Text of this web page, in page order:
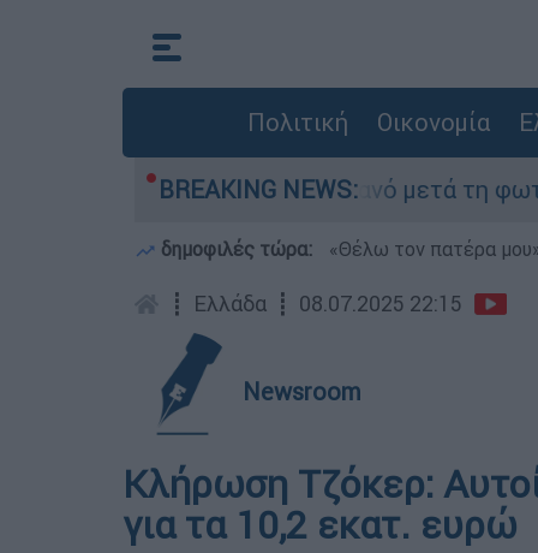
Πολιτική Οικονομία
BREAKING NEWS:
στο Πόρτο Γερμανό μετά τη φωτιά -
δημοφιλές τώρα: «Θέλω τον πατέρα
┋ Ελλάδα ┋ 08.07.2025 22:15
Newsroom
Κλήρωση Τζόκερ: Αυτοί
για τα 10,2 εκατ. ευρώ